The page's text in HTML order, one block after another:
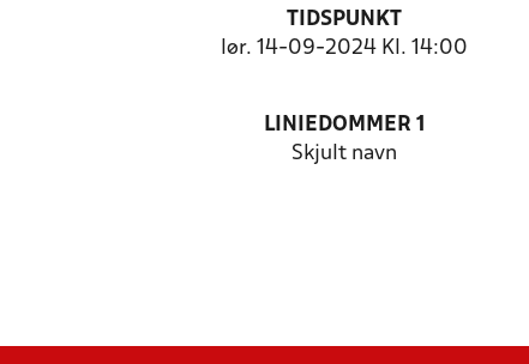
TIDSPUNKT
lør. 14-09-2024 Kl. 14:00
LINIEDOMMER 1
Skjult navn